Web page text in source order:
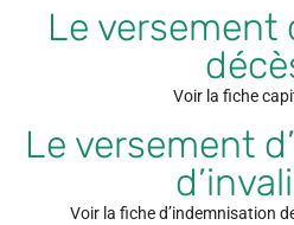
Le versement
Voir la fiche
Le versement
Voir la fiche d’indemnisation